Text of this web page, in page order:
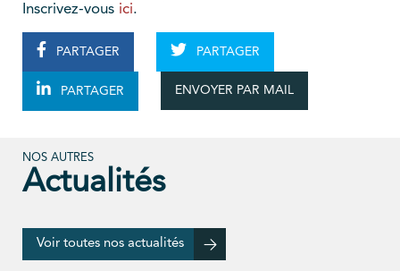
Inscrivez-vous ici.
PARTAGER PARTAGER
PARTAGER ENVOYER PAR MAIL
NOS AUTRES
Actualités
Voir toutes nos actualités